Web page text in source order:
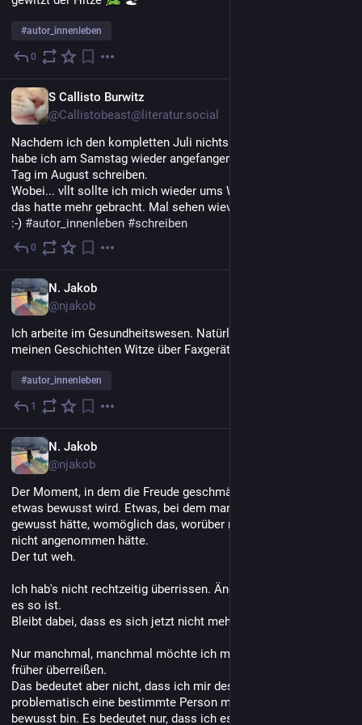
#autor_innenleben
0
S Callisto Burwitz
@Callistobeast@literatur.social
Nachdem ich den kompletten Juli nichts geschrieben hatte,
habe ich am Samstag wieder angefangen. Aktueller Plan: jeden
Tag im August schreiben.
Wobei... vllt sollte ich mich wieder ums Wochenziel kümmern,
das hatte mehr gebracht. Mal sehen wieviel ich heute schreibe
:-) #autor_innenleben #schreiben
0
N. Jakob
@njakob
Ich arbeite im Gesundheitswesen. Natürlich mache ich in
meinen Geschichten Witze über Faxgeräte.
#autor_innenleben
1
N. Jakob
@njakob
Der Moment, in dem die Freude geschmälert wird, weil einem
etwas bewusst wird. Etwas, bei dem man, wenn man es vorher
gewusst hätte, womöglich das, worüber man sich gefreut hat,
nicht angenommen hätte.
Der tut weh.
Ich hab's nicht rechtzeitig überrissen. Ändert nichts daran, dass
es so ist.
Bleibt dabei, dass es sich jetzt nicht mehr ändern lässt.
Nur manchmal, manchmal möchte ich manche Sachen gerne
früher überreißen.
Das bedeutet aber nicht, dass ich mir dessen, wie
problematisch eine bestimmte Person mitunter ist, nicht
bewusst bin. Es bedeutet nur, dass ich es in dem Moment, in